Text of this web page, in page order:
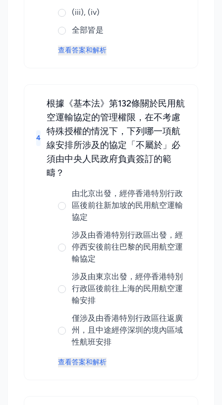
(iii), (iv)
全部皆是
查看答案和解析
4
根據《基本法》第132條關於民用航
空運輸協定的管理權限，在不考慮
特殊授權的情況下，下列哪一項航
線安排所涉及的協定「不屬於」必
須由中央人民政府負責簽訂的範
疇？
由北京出發，經停香港特別行政
區後前往新加坡的民用航空運輸
協定
涉及由香港特別行政區出發，經
停西安後前往巴黎的民用航空運
輸協定
涉及由東京出發，經停香港特別
行政區後前往上海的民用航空運
輸安排
僅涉及由香港特別行政區往返廣
州，且中途經停深圳的境內區域
性航班安排
查看答案和解析